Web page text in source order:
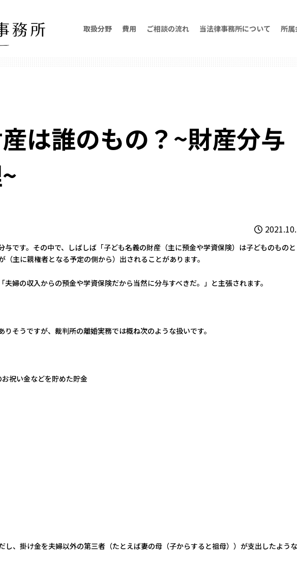
取扱分野 費用 ご相談の流れ 当法律事務所について 所属
は誰のもの？~財産分与
です。その中で、しばしば「子ども名義の財産（主に預金や学資保険）は子どものものと
主に親権者となる予定の側から）出されることがあります。
婦の収入からの預金や学資保険だから当然に分与すべきだ。」と主張されます。
そうですが、裁判所の離婚実務では概ね次のような扱いです。
祝い金などを貯めた貯金
、掛け金を夫婦以外の第三者（たとえば妻の母（子からすると祖母））が支出したよう